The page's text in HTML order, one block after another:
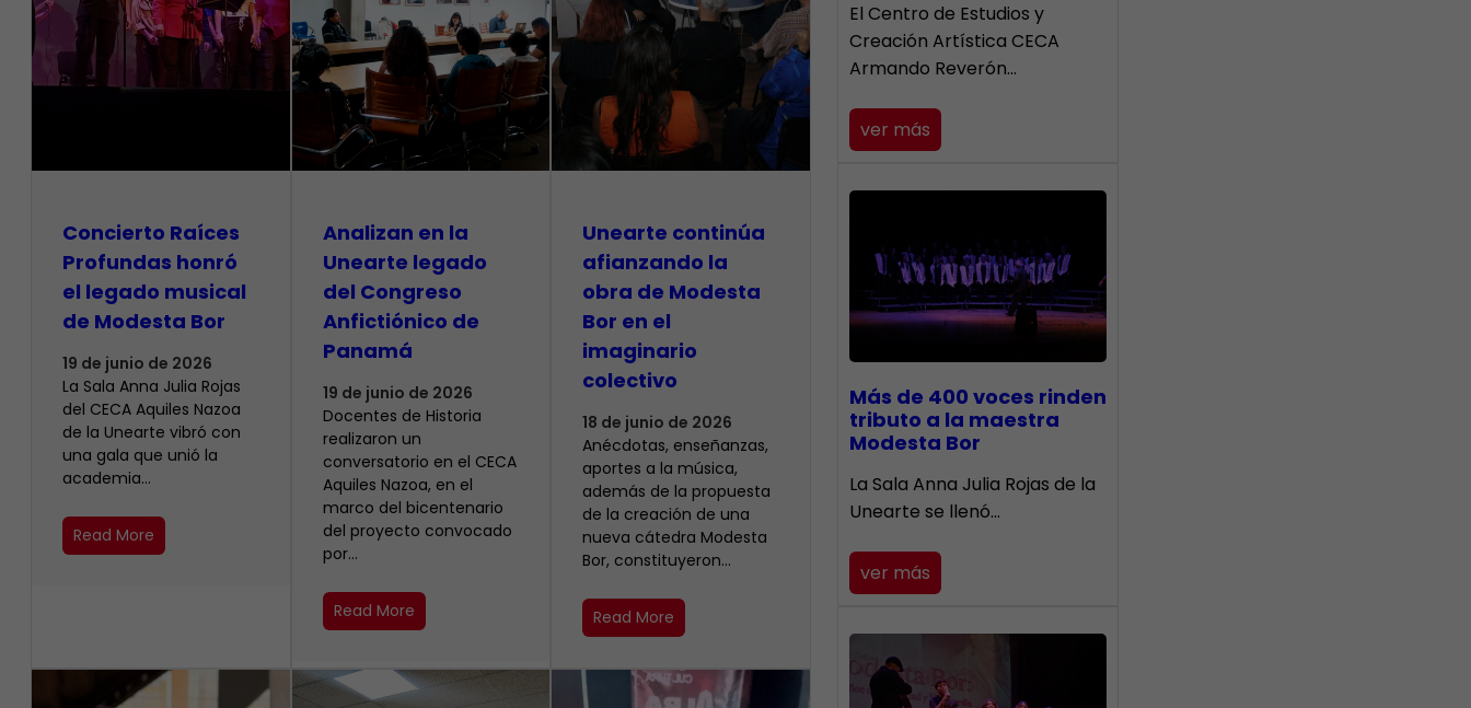
​Concierto Raíces
Profundas honró
el legado musical
de Modesta Bor
19 de junio de 2026
La Sala Anna Julia Rojas
del CECA Aquiles Nazoa
de la Unearte vibró con
una gala que unió la
academia…
Read More
Analizan en la
Unearte legado
del Congreso
Anfictiónico de
Panamá
19 de junio de 2026
Docentes de Historia
realizaron un
conversatorio en el CECA
Aquiles Nazoa, en el
marco del bicentenario
del proyecto convocado
por…
Read More
Unearte continúa
afianzando la
obra de Modesta
Bor en el
imaginario
colectivo
18 de junio de 2026
Anécdotas, enseñanzas,
aportes a la música,
además de la propuesta
de la creación de una
nueva cátedra Modesta
Bor, constituyeron…
Read More
El Centro de Estudios y
Creación Artística CECA
Armando Reverón…
ver más
Más de 400 voces rinden
tributo a la maestra
Modesta Bor
​La Sala Anna Julia Rojas de la
Unearte se llenó…
ver más